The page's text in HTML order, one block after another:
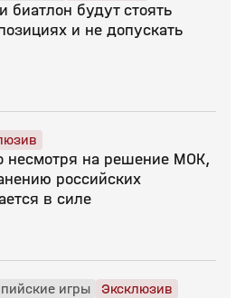
будут стоять
и не допускать
несмотря на решение МОК,
российских
в силе
игры Эксклюзив